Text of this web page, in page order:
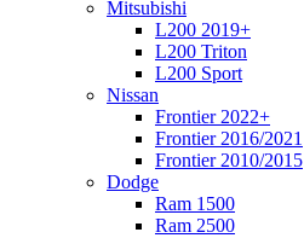
Mitsubishi
L200 2019+
L200 Triton
L200 Sport
Nissan
Frontier 2022+
Frontier 2016/2021
Frontier 2010/2015
Dodge
Ram 1500
Ram 2500